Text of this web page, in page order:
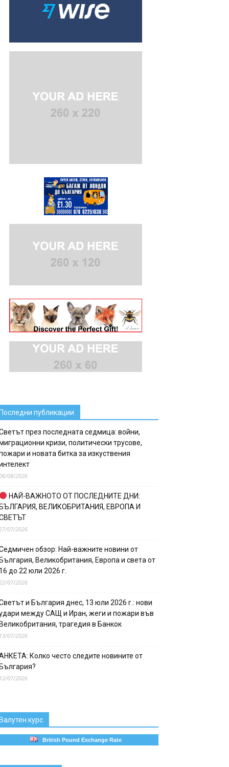
публикации
през последната седмица: войни,
кризи, политически трусове,
и новата битка за изкуствения
08/2026
НАЙ-ВАЖНОТО ОТ ПОСЛЕДНИТЕ ДНИ:
ВЕЛИКОБРИТАНИЯ, ЕВРОПА И
07/2026
обзор: Най-важните новини от
Великобритания, Европа и света от
до 22 юли 2026 г.
07/2026
и България днес, 13 юли 2026 г.: нови
между САЩ и Иран, жеги и пожари във
трагедия в Банкок
07/2026
Колко често следите новините от
07/2026
курс
British Pound Exchange Rate